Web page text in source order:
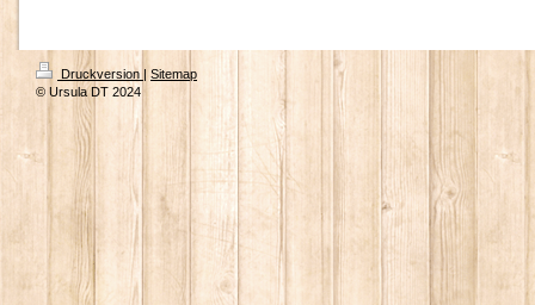
Druckversion | Sitemap
© Ursula DT 2024